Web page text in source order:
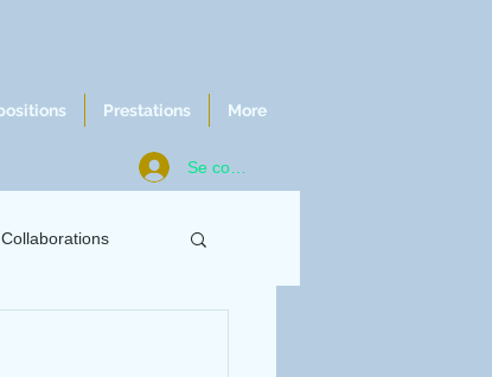
Prestations More
Se connecter
Collaborations